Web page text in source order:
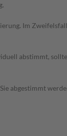
Im
abstimmt,
abgestimmt